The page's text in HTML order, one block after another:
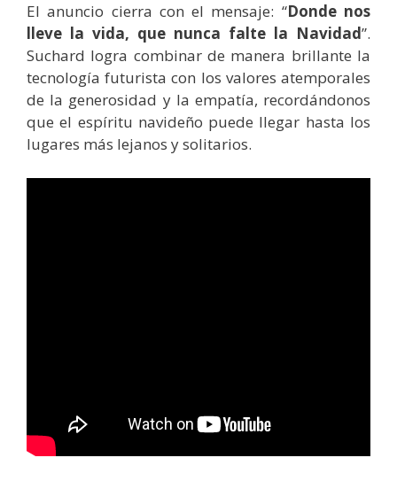
El anuncio cierra con el mensaje: “Donde nos
lleve la vida, que nunca falte la Navidad”.
Suchard logra combinar de manera brillante la
tecnología futurista con los valores atemporales
de la generosidad y la empatía, recordándonos
que el espíritu navideño puede llegar hasta los
lugares más lejanos y solitarios.